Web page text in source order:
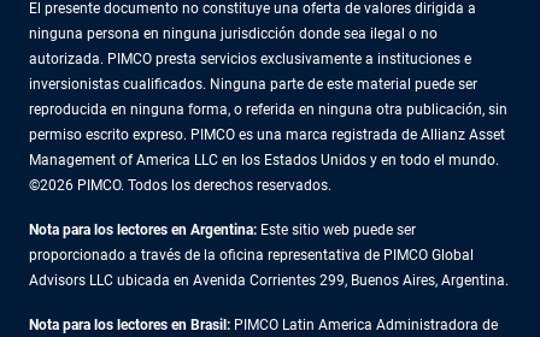
El presente documento no constituye una oferta de valores dirigida a
ninguna persona en ninguna jurisdicción donde sea ilegal o no
autorizada. PIMCO presta servicios exclusivamente a instituciones e
inversionistas cualificados. Ninguna parte de este material puede ser
reproducida en ninguna forma, o referida en ninguna otra publicación, sin
permiso escrito expreso. PIMCO es una marca registrada de Allianz Asset
Management of America LLC en los Estados Unidos y en todo el mundo.
©2026 PIMCO. Todos los derechos reservados.
Nota para los lectores en Argentina: Este sitio web puede ser
proporcionado a través de la oficina representativa de PIMCO Global
Advisors LLC ubicada en Avenida Corrientes 299, Buenos Aires, Argentina.
Nota para los lectores en Brasil: PIMCO Latin America Administradora de